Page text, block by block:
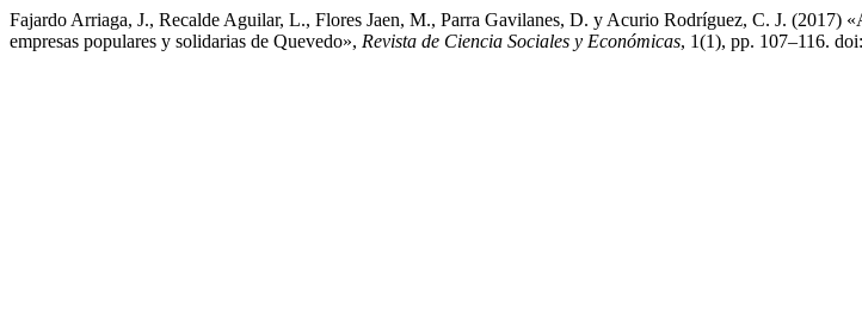
Fajardo Arriaga, J., Recalde Aguilar, L., Flores Jaen, M., Parra Gavilanes, D. y Acurio Rodríguez, C. J. (2017)
empresas populares y solidarias de Quevedo», Revista de Ciencia Sociales y Económicas, 1(1), pp. 107–116.